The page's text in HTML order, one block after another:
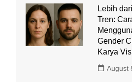
Lebih
Tren:
Gender
Karya
August